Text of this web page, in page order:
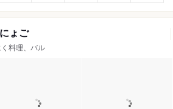
ょご
料理、バル